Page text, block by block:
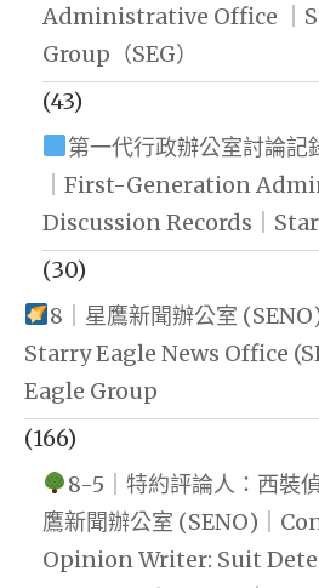
Administrative Office ｜
Group（SEG）
(43)
第一代行政辦公室討論記
｜First-Generation
Discussion Records｜
(30)
8｜星鷹新聞辦公室
Starry Eagle News Office
Eagle Group
(166)
8-5｜特約評論人：西裝
鷹新聞辦公室 (SENO)｜
Opinion Writer: Suit